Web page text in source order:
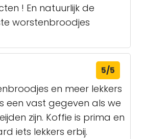
! En natuurlijk de
worstenbroodjes
5/5
en meer lekkers
een vast gegeven als we
zijn. Koffie is prima en
iets lekkers erbij.